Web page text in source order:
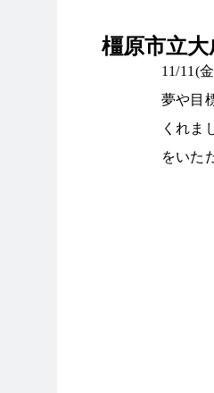
橿原市立
11/11(
夢や目
くれま
をいた